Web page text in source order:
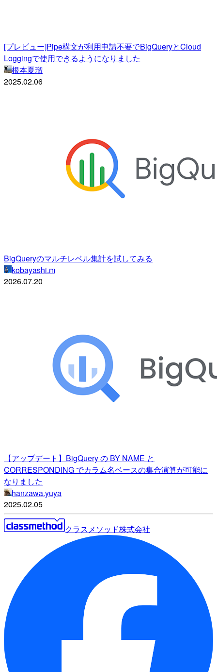
[プレビュー]Pipe構文が利用申請不要でBigQueryとCloud
Loggingで使用できるようになりました
根本夏瑠
2025.02.06
BigQueryのマルチレベル集計を試してみる
kobayashi.m
2026.07.20
【アップデート】BigQuery の BY NAME と
CORRESPONDING でカラム名ベースの集合演算が可能に
なりました
hanzawa.yuya
2025.02.05
クラスメソッド株式会社